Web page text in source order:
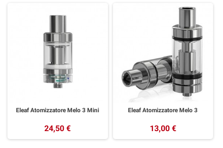
Eleaf Atomizzatore Melo 3 Mini
24,50 €
Eleaf Atomizzatore Melo 3
13,00 €